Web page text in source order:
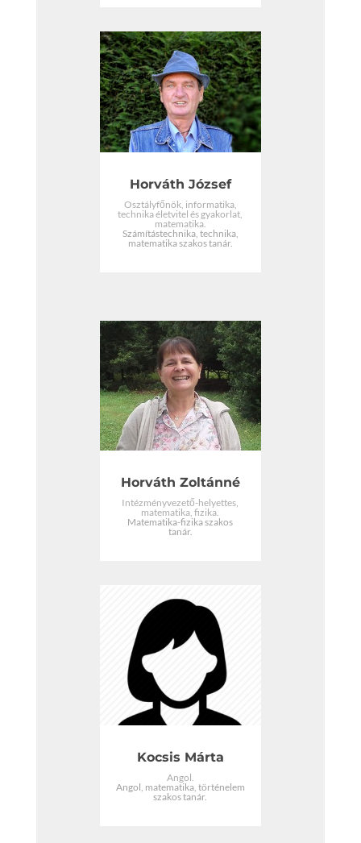
Horváth József
Osztályfőnök, informatika,
technika életvitel és gyakorlat,
matematika.
Számítástechnika, technika,
matematika szakos tanár.
Horváth Zoltánné
Intézményvezető-helyettes,
matematika, fizika.
Matematika-fizika szakos
tanár.
Kocsis Márta
Angol.
Angol, matematika, történelem
szakos tanár.